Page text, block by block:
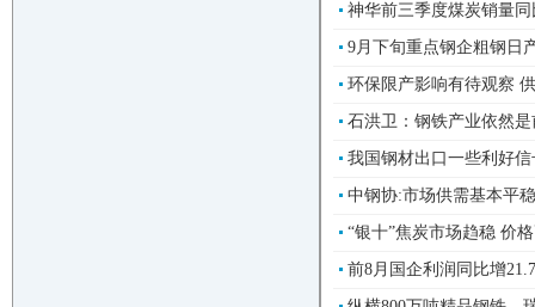
神华前三季度煤炭销量
9月下旬重点钢企粗钢日
环保限产影响有待观察
石洪卫：钢铁产业依然
我国钢材出口一些利好
中钢协:市场供需基本平
“银十”焦炭市场趋稳 价
前8月国企利润同比增